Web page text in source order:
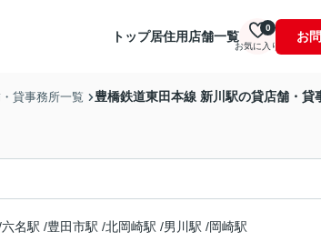
トップ居住用店舗一覧
お気に入り
0
お
貸事務所一覧 豊橋鉄道東田本線 新川駅の貸店舗・貸
六名駅 /豊田市駅 /北岡崎駅 /男川駅 /岡崎駅